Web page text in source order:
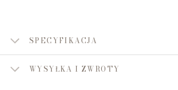
SPECYFIKACJA
WYSYŁKA I ZWROTY